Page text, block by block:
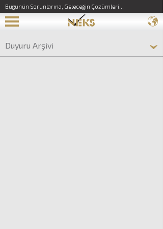
Bugünün Sorunlarına, Geleceğin Çözümleri...
Duyuru Arşivi